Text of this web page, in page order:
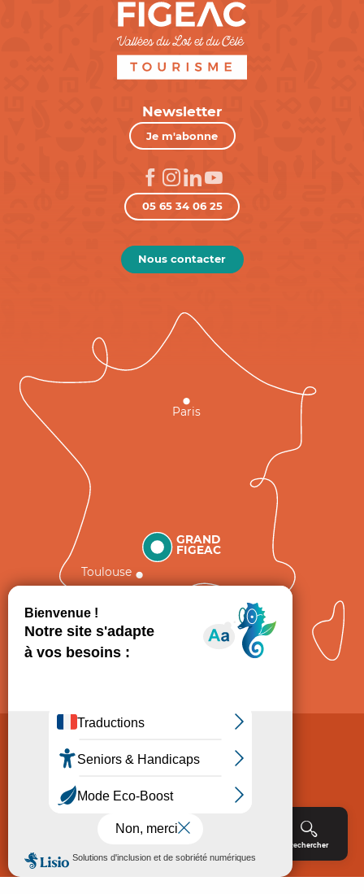
Rechercher
Newsletter
Je m'abonne
05 65 34 06 25
Nous contacter
GRAND
FIGEAC
Toulouse
Paris
Politique de Protection des données
Consentement
Accessibilité : non conforme